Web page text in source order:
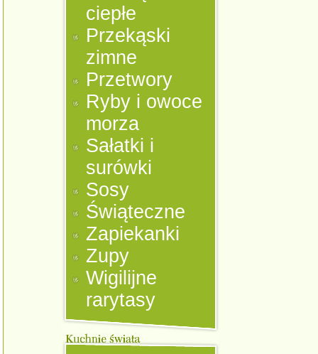
ciepłe
Przekąski
zimne
Przetwory
Ryby i owoce
morza
Sałatki i
surówki
Sosy
Świąteczne
Zapiekanki
Zupy
Wigilijne
rarytasy